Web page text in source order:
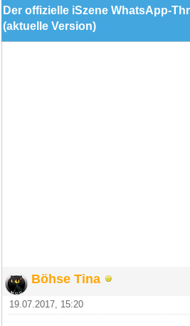
Der offizielle iSzene WhatsApp-
(aktuelle Version)
Böhse Tina
19.07.2017, 15:20